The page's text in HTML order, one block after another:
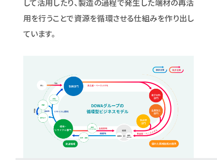
して活用したり、製造の過程で発生した端材の再活
用を行うことで資源を循環させる仕組みを作り出し
ています。